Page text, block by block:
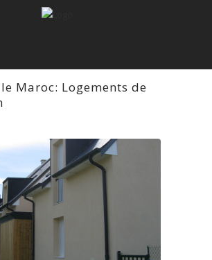
Maroc: Logements de